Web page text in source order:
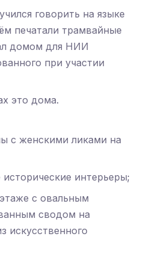
говорить на языке
печатали трамвайные
домом для НИИ
при участии
это дома.
с женскими ликами на
интерьеры;
с овальным
сводом на
искусственного